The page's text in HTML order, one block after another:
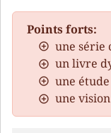
Points forts:
une série
un livre
une
une